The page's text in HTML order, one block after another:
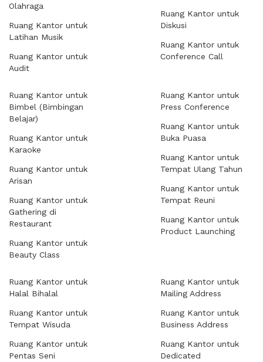
Olahraga
Ruang Kantor untuk
Latihan Musik
Ruang Kantor untuk
Audit
Ruang Kantor untuk
Diskusi
Ruang Kantor untuk
Conference Call
Ruang Kantor untuk
Bimbel (Bimbingan
Belajar)
Ruang Kantor untuk
Karaoke
Ruang Kantor untuk
Arisan
Ruang Kantor untuk
Gathering di
Restaurant
Ruang Kantor untuk
Beauty Class
Ruang Kantor untuk
Press Conference
Ruang Kantor untuk
Buka Puasa
Ruang Kantor untuk
Tempat Ulang Tahun
Ruang Kantor untuk
Tempat Reuni
Ruang Kantor untuk
Product Launching
Ruang Kantor untuk
Halal Bihalal
Ruang Kantor untuk
Tempat Wisuda
Ruang Kantor untuk
Pentas Seni
Ruang Kantor untuk
Mailing Address
Ruang Kantor untuk
Business Address
Ruang Kantor untuk
Dedicated